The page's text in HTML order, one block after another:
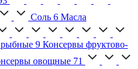
Соль 6 Масла
9 Консервы фруктово-
овощные 71